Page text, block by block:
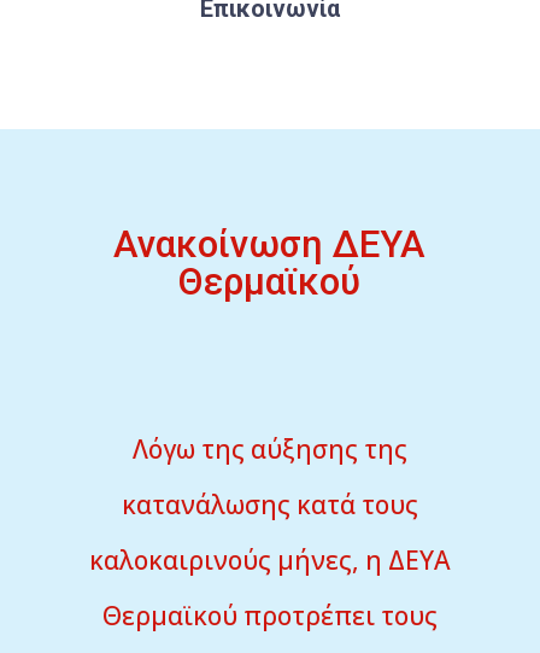
Επικοινωνία
Ανακοίνωση ΔΕΥΑ
Θερμαϊκού
Λόγω της αύξησης της
κατανάλωσης κατά τους
καλοκαιρινούς μήνες, η ΔΕΥΑ
Θερμαϊκού προτρέπει τους